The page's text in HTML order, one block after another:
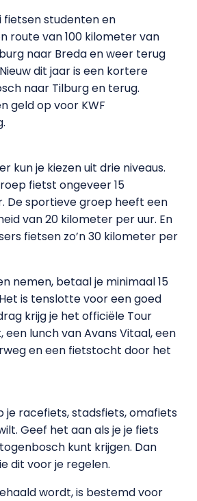
fietsen studenten en
route van 100 kilometer van
naar Breda en weer terug
dit jaar is een kortere
naar Tilburg en terug.
geld op voor KWF
kun je kiezen uit drie niveaus.
fietst ongeveer 15
De sportieve groep heeft een
van 20 kilometer per uur. En
fietsen zo’n 30 kilometer per
nemen, betaal je minimaal 15
is tenslotte voor een goed
krijg je het officiële Tour
een lunch van Avans Vitaal, een
en een fietstocht door het
je racefiets, stadsfiets, omafiets
Geef het aan als je je fiets
kunt krijgen. Dan
dit voor je regelen.
wordt, is bestemd voor